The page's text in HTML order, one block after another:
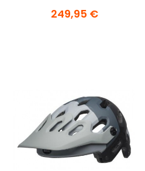
249,95 €